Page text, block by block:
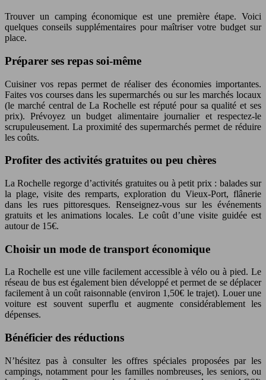
Trouver un camping économique est une première étape. Voici
quelques conseils supplémentaires pour maîtriser votre budget sur
place.
Préparer ses repas soi-même
Cuisiner vos repas permet de réaliser des économies importantes.
Faites vos courses dans les supermarchés ou sur les marchés locaux
(le marché central de La Rochelle est réputé pour sa qualité et ses
prix). Prévoyez un budget alimentaire journalier et respectez-le
scrupuleusement. La proximité des supermarchés permet de réduire
les coûts.
Profiter des activités gratuites ou peu chères
La Rochelle regorge d’activités gratuites ou à petit prix : balades sur
la plage, visite des remparts, exploration du Vieux-Port, flânerie
dans les rues pittoresques. Renseignez-vous sur les événements
gratuits et les animations locales. Le coût d’une visite guidée est
autour de 15€.
Choisir un mode de transport économique
La Rochelle est une ville facilement accessible à vélo ou à pied. Le
réseau de bus est également bien développé et permet de se déplacer
facilement à un coût raisonnable (environ 1,50€ le trajet). Louer une
voiture est souvent superflu et augmente considérablement les
dépenses.
Bénéficier des réductions
N’hésitez pas à consulter les offres spéciales proposées par les
campings, notamment pour les familles nombreuses, les seniors, ou